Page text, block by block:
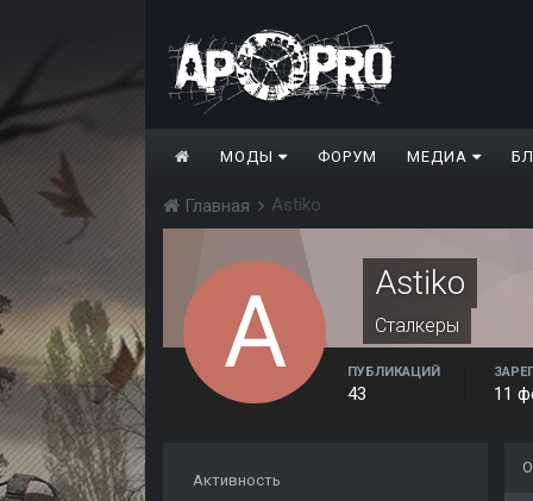
МОДЫ ФОРУМ МЕДИА
Главная Astiko
Astiko
Сталкеры
ПУБЛИКАЦИЙ
43 11
Активность